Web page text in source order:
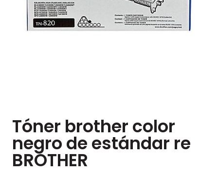
Tóner brother color
negro de estándar re
BROTHER